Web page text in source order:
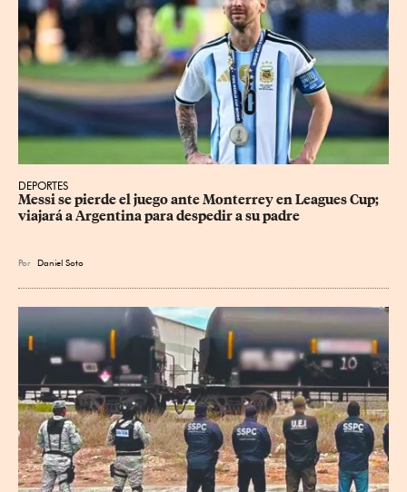
DEPORTES
Messi se pierde el juego ante Monterrey en Leagues Cup;
viajará a Argentina para despedir a su padre
Por Daniel Soto